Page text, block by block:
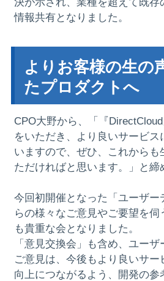
情報共有となりました。
よりお客様の生の
たプロダクトへ
CPO大野から、「『
をいただき、より良いサービス
いますので、ぜひ、これからも
ただければと思います。」と締
今回初開催となった「ユーザー
らの様々なご意見やご要望を伺
も貴重な会となりました。
「意見交換会」も含め、ユー
ご意見は、今後もより良いサ
向上につながるよう、開発の参